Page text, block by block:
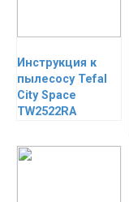
Инструкция к
пылесосу Tefal
City Space
TW2522RA